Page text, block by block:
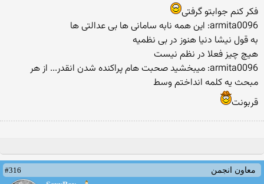
فکر کنم جوابتو گرفتی
armita0096: این همه نابه سامانی ها بی عدالتی ها
به قول نیشا دنیا هنوز در بی نظمیه
هیچ چیز فعلا در نظم نیست
armita0096: میبخشید صحبت هام پراکنده شدن انقدر... از هر
مبحث یه کلمه انداختم وسط
قربونت
معاون انجمن
#316